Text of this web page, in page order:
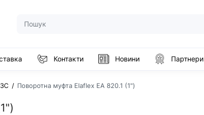
Контакти Новини Партнери
Поворотна муфта Elaflex EA 820.1 (1")